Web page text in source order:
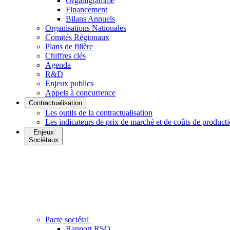
Financement
Bilans Annuels
Organisations Nationales
Comités Régionaux
Plans de filière
Chiffres clés
Agenda
R&D
Enjeux publics
Appels à concurrence
Contractualisation
Les outils de la contractualisation
Les indicateurs de prix de marché et de coûts de
Enjeux
Sociétaux
Pacte sociétal